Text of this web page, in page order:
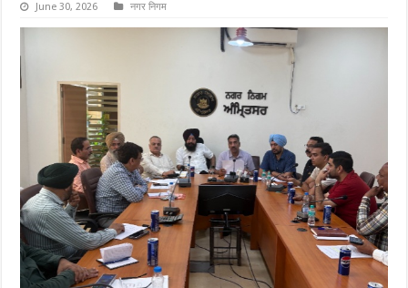
June 30, 2026 नगर निगम